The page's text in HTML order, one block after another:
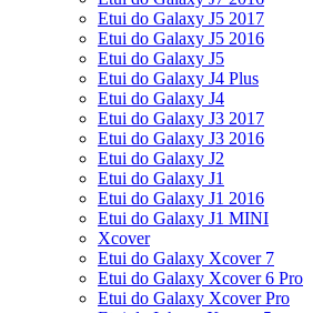
Etui do Galaxy J5 2017
Etui do Galaxy J5 2016
Etui do Galaxy J5
Etui do Galaxy J4 Plus
Etui do Galaxy J4
Etui do Galaxy J3 2017
Etui do Galaxy J3 2016
Etui do Galaxy J2
Etui do Galaxy J1
Etui do Galaxy J1 2016
Etui do Galaxy J1 MINI
Xcover
Etui do Galaxy Xcover 7
Etui do Galaxy Xcover 6 Pro
Etui do Galaxy Xcover Pro